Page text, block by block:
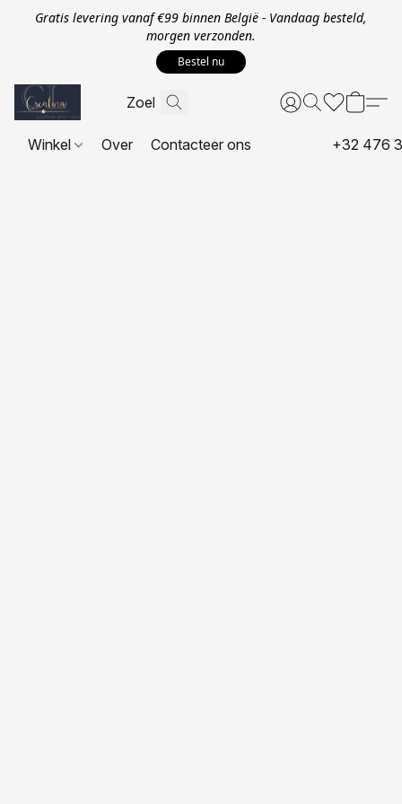
Gratis levering vanaf €99 binnen België - Vandaag besteld,
morgen verzonden.
Bestel nu
Winkel Over Contacteer ons +32 476